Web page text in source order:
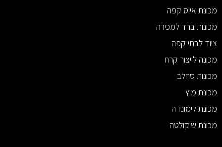
מכונת אייס קפה
מכונות ברד למכירה
ציוד לבתי קפה
מכונה לייצור קרח
מכונות סחלב
מכונת מיץ
מכונת לימונדה
מכונת שוקולטה